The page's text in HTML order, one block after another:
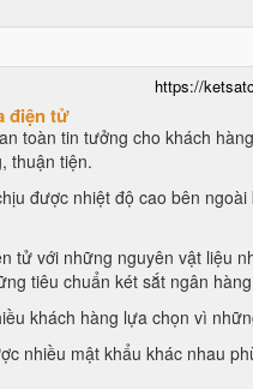
https://
điện tử
toàn tin tưởng cho khách
thuận tiện.
được nhiệt độ cao bên
tử với những nguyên vật liệu
tiêu chuẩn két sắt ngân
khách hàng lựa chọn vì
nhiều mật khẩu khác nhau